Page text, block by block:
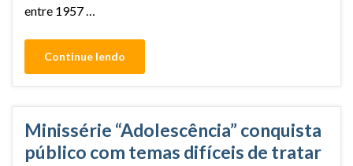
entre 1957 …
Continue lendo
Minissérie “Adolescência” conquista
público com temas difíceis de tratar